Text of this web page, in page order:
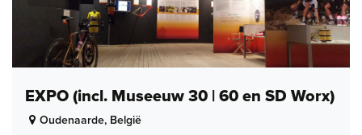
EXPO (incl. Museeuw 30 | 60 en SD Worx)
Oudenaarde, België